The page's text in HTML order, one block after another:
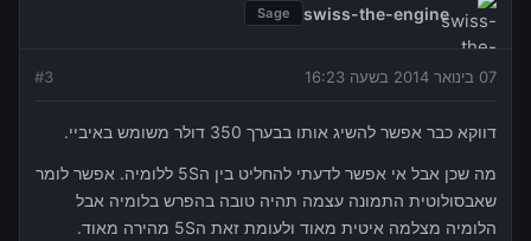
swiss-the-engine
Sage
07 בינואר 2014 בשעה 16:23 #3
דווקא כבר אפשר להשיג אותו בבערך 350 דולר משומש באיביי.
מה שכן אבל אי אפשר לדעתי להחליט בין ה5S ללומיה. אפשר לומר
שאבסולוטית התמונה עצמה תהיה טובה בהפרש בלומיה אבל
הלומיה מצלמה איטית מאוד ולעומת זאת ה5S מהירה מאוד.